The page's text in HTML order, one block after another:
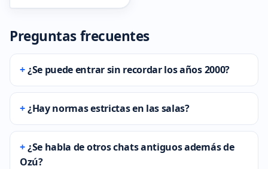
Preguntas frecuentes
¿Se puede entrar sin recordar los años 2000?
¿Hay normas estrictas en las salas?
¿Se habla de otros chats antiguos además de
Ozú?